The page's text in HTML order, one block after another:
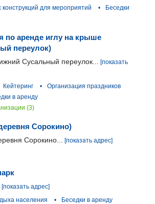
конструкций для мероприятий •
Беседки
по аренде иглу на крыше
переулок)
Сусальный переулок... [показать
Кейтеринг •
Организация праздников
в аренду
(3)
Сорокино)
Сорокино... [показать адрес]
[показать адрес]
населения • Беседки в аренду